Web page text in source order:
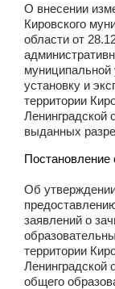
О внесении
Кировского
области от
установку и
территории
Ленинградской
выданных
Постановление
Об
заявлений о
территории
Ленинградской
общего